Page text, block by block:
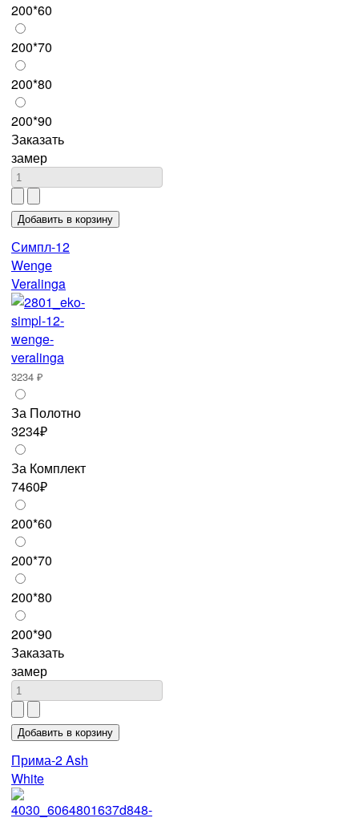
200*60
200*70
200*80
200*90
Заказать
замер
Симпл-12
Wenge
Veralinga
3234 ₽
За Полотно
3234₽
За Комплект
7460₽
200*60
200*70
200*80
200*90
Заказать
замер
Прима-2 Ash
White